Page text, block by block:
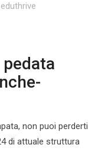
eduthrive
non puoi perderti
di attuale struttura